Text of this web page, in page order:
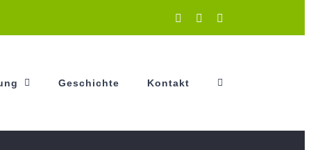
InstagramFacebook
Geschichte Kontakt